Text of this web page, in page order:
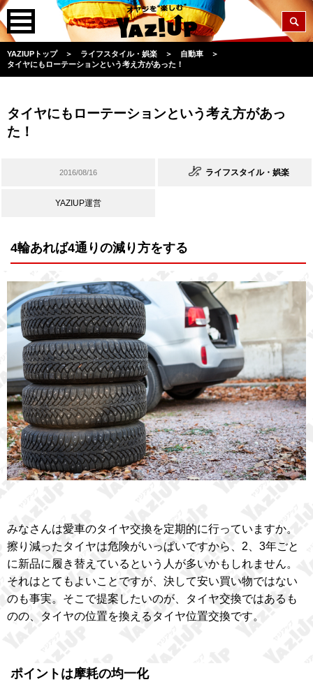
YAZIUPトップ ＞ ライフスタイル・娯楽 ＞ 自動車
＞
タイヤにもローテーションという考え方があった！
タイヤにもローテーションという考え方があっ
た！
2016/08/16 ライフスタイル・娯楽
YAZIUP運営
4輪あれば4通りの減り方をする
みなさんは愛車のタイヤ交換を定期的に行っていますか。
擦り減ったタイヤは危険がいっぱいですから、2、3年ごと
に新品に履き替えているという人が多いかもしれません。
それはとてもよいことですが、決して安い買い物ではない
のも事実。そこで提案したいのが、タイヤ交換ではあるも
のの、タイヤの位置を換えるタイヤ位置交換です。
ポイントは摩耗の均一化